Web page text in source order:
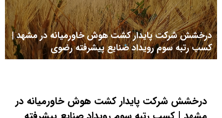
درخشش شرکت پایدار کشت هوش خاورمیانه در مشهد |
کسب رتبه سوم رویداد صنایع پیشرفته رضوی
درخشش شرکت پایدار کشت هوش خاورمیانه در